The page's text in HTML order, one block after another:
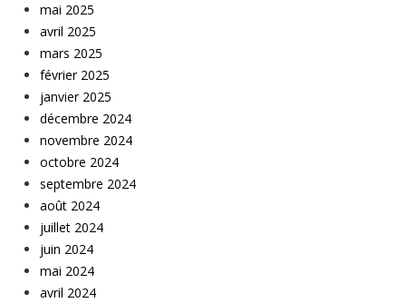
mai 2025
avril 2025
mars 2025
février 2025
janvier 2025
décembre 2024
novembre 2024
octobre 2024
septembre 2024
août 2024
juillet 2024
juin 2024
mai 2024
avril 2024